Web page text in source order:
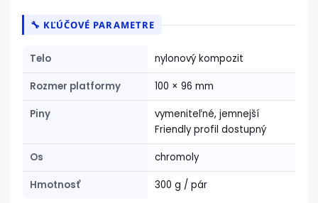
🔧 KĽÚČOVÉ PARAMETRE
Telo nylonový kompozit
Rozmer platformy 100 × 96 mm
Piny
vymeniteľné, jemnejší
Friendly profil dostupný
Os chromoly
Hmotnosť 300 g / pár